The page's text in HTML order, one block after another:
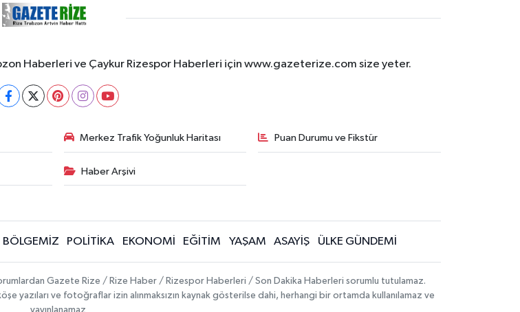
Haberleri ve Çaykur Rizespor Haberleri için www.gazeterize.com size yeter.
Merkez Trafik Yoğunluk Haritası Puan Durumu ve Fikstür
Haber Arşivi
BÖLGEMİZ POLİTİKA EKONOMİ EĞİTİM YAŞAM ASAYİŞ ÜLKE GÜNDEMİ
Gazete Rize / Rize Haber / Rizespor Haberleri / Son Dakika Haberleri sorumlu tutulamaz.
yazıları ve fotoğraflar izin alınmaksızın kaynak gösterilse dahi, herhangi bir ortamda kullanılamaz ve